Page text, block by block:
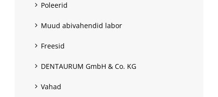
Poleerid
Muud abivahendid labor
Freesid
DENTAURUM GmbH & Co. KG
Vahad